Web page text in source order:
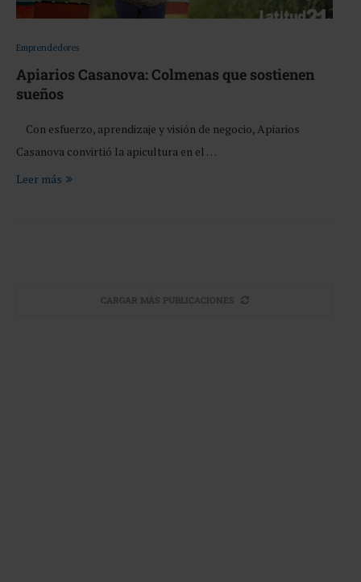
Emprendedores
Apiarios Casanova: Colmenas que sostienen
sueños
Con esfuerzo, aprendizaje y visión de negocio, Apiarios
Casanova convirtió la apicultura en el …
Leer más
CARGAR MÁS PUBLICACIONES